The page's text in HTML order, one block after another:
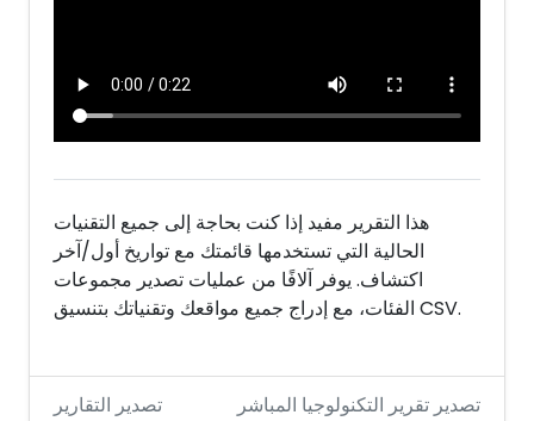
هذا التقرير مفيد إذا كنت بحاجة إلى جميع التقنيات
الحالية التي تستخدمها قائمتك مع تواريخ أول/آخر
اكتشاف. يوفر آلافًا من عمليات تصدير مجموعات
الفئات، مع إدراج جميع مواقعك وتقنياتك بتنسيق CSV.
تصدير التقارير تصدير تقرير التكنولوجيا المباشر